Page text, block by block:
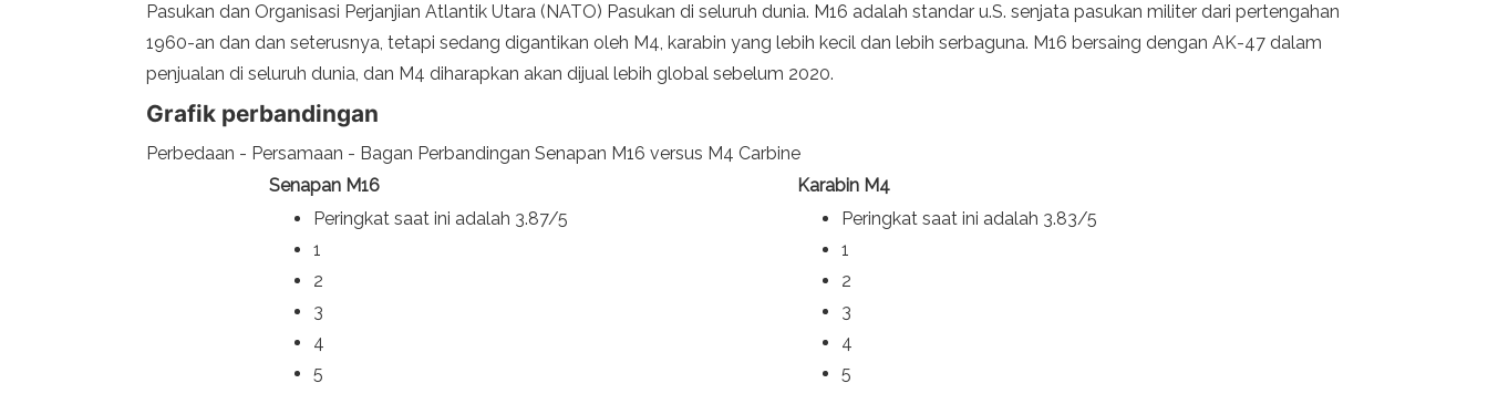
Pasukan dan Organisasi Perjanjian Atlantik Utara (NATO) Pasukan di seluruh dunia. M16 adalah standar u.S. senjata pasukan militer dari pertengahan
1960-an dan dan seterusnya, tetapi sedang digantikan oleh M4, karabin yang lebih kecil dan lebih serbaguna. M16 bersaing dengan AK-47 dalam
penjualan di seluruh dunia, dan M4 diharapkan akan dijual lebih global sebelum 2020.
Grafik perbandingan
Perbedaan - Persamaan - Bagan Perbandingan Senapan M16 versus M4 Carbine
Senapan M16
Karabin M4
Peringkat saat ini adalah 3.87/5
1
2
3
4
5
Peringkat saat ini adalah 3.83/5
1
2
3
4
5